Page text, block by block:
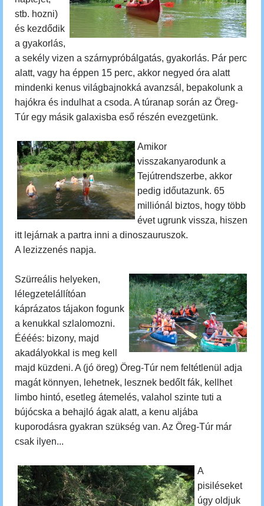
stb. hozni)
és kezdődik
a gyakorlás,
a sekély vizen a szárnypróbálgatás, gyakorlás. Pár perc
alatt, vagy ha éppen 15 perc, akkor negyed óra alatt
mindenki kenus világbajnokká avanzsál, bepakolunk a
hajókra és indulhat a csoda. A túranap során az Öreg-
Túr egy másik galaxisba eső részén evezgetünk.
Amikor
visszakanyarodunk a
Tejútrendszerbe, akkor
pedig időutazunk. 65
milliónál biztos, hogy több
évet ugrunk vissza, hiszen
itt lejárnak a partra inni a dinoszauruszok.
A lezizzenés napja.
Szürreális helyeken,
lélegzetelállítóan
káprázatos tájakon fogunk
a kenukkal szlalomozni.
Éééés: bizony, majd
akadályokkal is meg kell
majd küzdeni. A (jó öreg) Öreg-Túr nem feltétlenül adja
magát könnyen, lehetnek, lesznek bedőlt fák, kellhet
limbo hintó, esetleg átemelés, valahol szinte tuti a
bújócska a behajló ágak alatt, a kenu aljába
kuporodásra gyakran szükség van. Az Öreg-Túr már
csak ilyen...
A
pisiléseket
úgy oldjuk